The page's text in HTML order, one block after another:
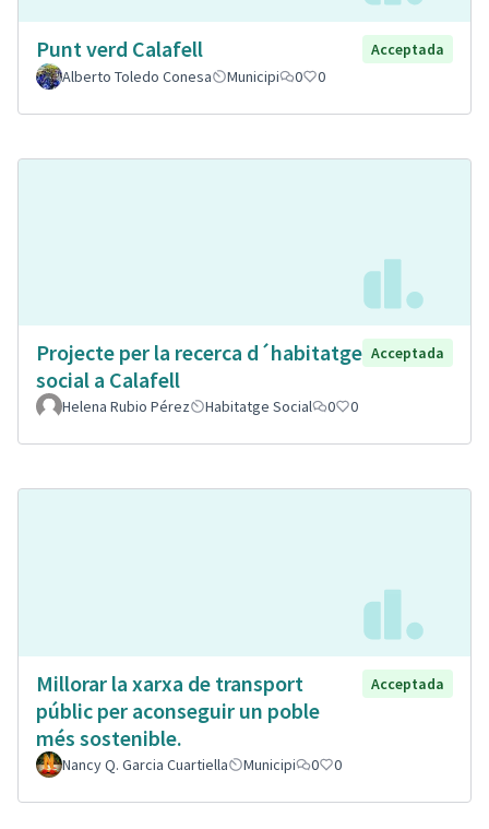
Punt verd Calafell
Acceptada
Alberto Toledo Conesa
Municipi 0 0
Projecte per la recerca d´habitatge
social a Calafell
Acceptada
Helena Rubio Pérez Habitatge Social 0 0
Millorar la xarxa de transport
públic per aconseguir un poble
més sostenible.
Acceptada
Nancy Q. Garcia Cuartiella Municipi 0 0